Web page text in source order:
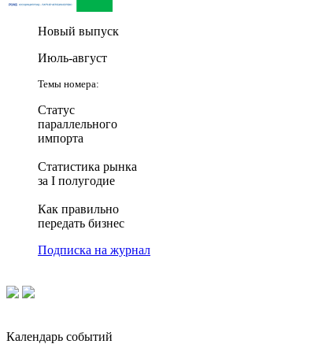
Новый выпуск
Июль-август
Темы номера:
Статус
параллельного
импорта
Статистика рынка
за I полугодие
Как правильно
передать бизнес
Подписка на журнал
Календарь событий